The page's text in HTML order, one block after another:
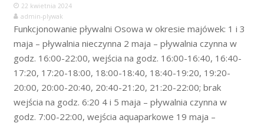
22 kwietnia 2024
admin-plywak
Funkcjonowanie pływalni Osowa w okresie majówek: 1 i 3
maja – pływalnia nieczynna 2 maja – pływalnia czynna w
godz. 16:00-22:00, wejścia na godz. 16:00-16:40, 16:40-
17:20, 17:20-18:00, 18:00-18:40, 18:40-19:20, 19:20-
20:00, 20:00-20:40, 20:40-21:20, 21:20-22:00; brak
wejścia na godz. 6:20 4 i 5 maja – pływalnia czynna w
godz. 7:00-22:00, wejścia aquaparkowe 19 maja –